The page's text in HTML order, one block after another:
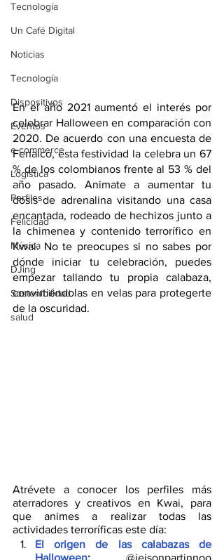
Tecnología
Un Café Digital
Noticias
Tecnología
Dispositivos
Eventos
e-commerce
Logística
Perfiles
Felicidad
Música
DJing
Sostenibilidad
salud
En el año 2021 aumentó el interés por
celebrar Halloween en comparación con
2020. De acuerdo con una encuesta de
Fenalco, esta festividad la celebra un 67
% de los colombianos frente al 53 % del
año pasado. Animate a aumentar tu
dosis de adrenalina visitando una casa
encantada, rodeado de hechizos junto a
la chimenea y contenido terrorífico en
Kwai. No te preocupes si no sabes por
dónde iniciar tu celebración, puedes
empezar tallando tu propia calabaza,
convirtiéndolas en velas para protegerte
de la oscuridad.
Atrévete a conocer los perfiles más
aterradores y creativos en Kwai, para
que animes a realizar todas las
actividades terroríficas este día:
El origen de las calabazas de